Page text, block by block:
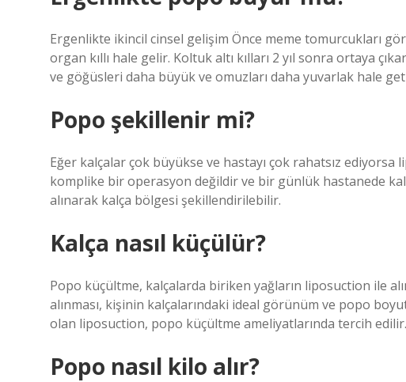
Ergenlikte ikincil cinsel gelişim Önce meme tomurcukları
organ kıllı hale gelir. Koltuk altı kılları 2 yıl sonra ortaya
ve göğüsleri daha büyük ve omuzları daha yuvarlak hale
Popo şekillenir mi?
Eğer kalçalar çok büyükse ve hastayı çok rahatsız ediyorsa
komplike bir operasyon değildir ve bir günlük hastanede
alınarak kalça bölgesi şekillendirilebilir.
Kalça nasıl küçülür?
Popo küçültme, kalçalarda biriken yağların liposuction ile
alınması, kişinin kalçalarındaki ideal görünüm ve popo
olan liposuction, popo küçültme ameliyatlarında tercih edilir.
Popo nasıl kilo alır?